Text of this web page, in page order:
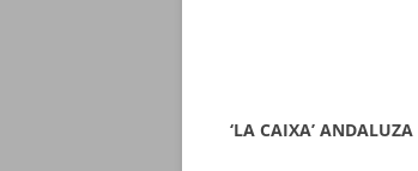
‘LA CAIXA’ ANDALUZA